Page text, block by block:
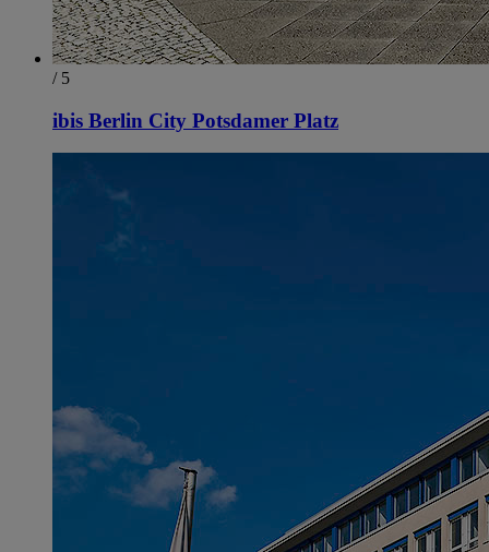
/ 5
ibis Berlin City Potsdamer Platz